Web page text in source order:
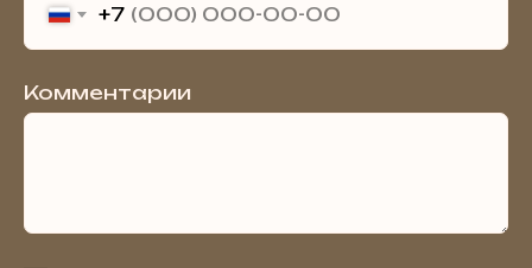
+7
Комментарии